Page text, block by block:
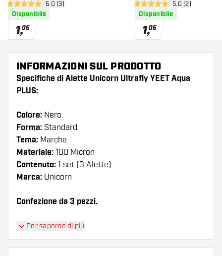
apri pannello recensioni
5 stelle di valutazione
5.0 (3)
Disponibile
1,05
apri pannello
5 stelle di valutazione
5.0 (2)
Disponibile
1,05
INFORMAZIONI SUL PRODOTTO
Specifiche di Alette Unicorn Ultrafly YEET Aqua
PLUS:
Colore: Nero
Forma: Standard
Tema: Marche
Materiale: 100 Micron
Contenuto: 1 set (3 Alette)
Marca: Unicorn
Confezione da 3 pezzi.
Suggerimento di Dartshopper!
Assicuratevi di avere a portata di mano un gran
Per saperne di più